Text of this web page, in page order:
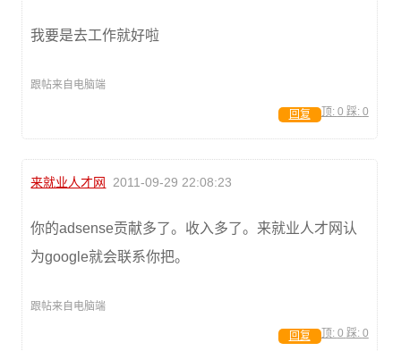
我要是去工作就好啦
跟帖来自电脑端
顶: 0 踩: 0
回复
来就业人才网 2011-09-29 22:08:23
你的adsense贡献多了。收入多了。来就业人才网认
为google就会联系你把。
跟帖来自电脑端
顶: 0 踩: 0
回复